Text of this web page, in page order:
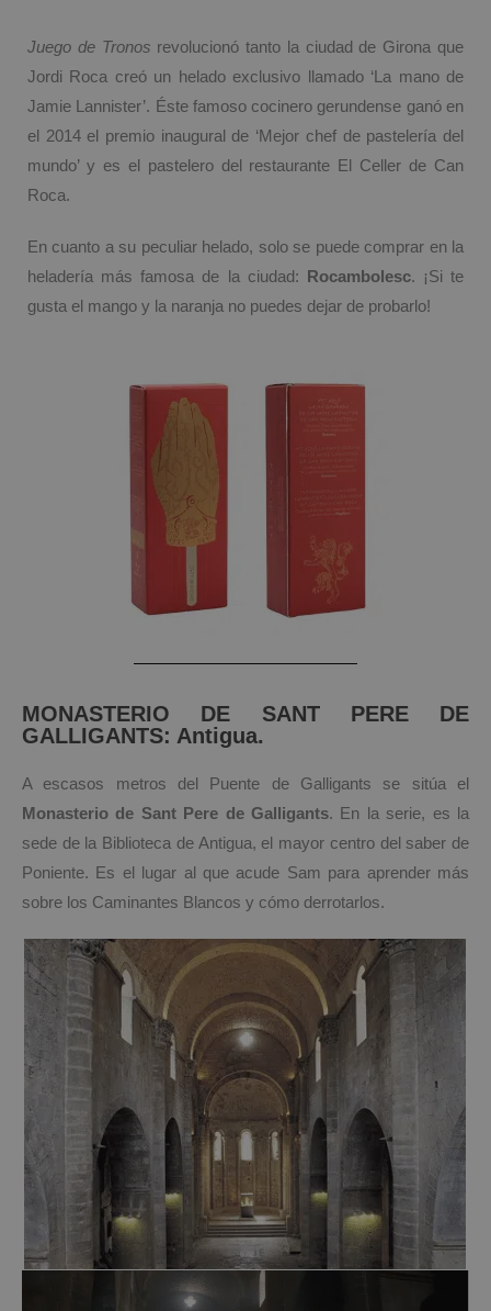
Juego de Tronos revolucionó tanto la ciudad de Girona que
Jordi Roca creó un helado exclusivo llamado ‘La mano de
Jamie Lannister’. Éste famoso cocinero gerundense ganó en
el 2014 el premio inaugural de ‘Mejor chef de pastelería del
mundo’ y es el pastelero del restaurante El Celler de Can
Roca.
En cuanto a su peculiar helado, solo se puede comprar en la
heladería más famosa de la ciudad: Rocambolesc. ¡Si te
gusta el mango y la naranja no puedes dejar de probarlo!
MONASTERIO DE SANT PERE DE
GALLIGANTS: Antigua.
A escasos metros del Puente de Galligants se sitúa el
Monasterio de Sant Pere de Galligants. En la serie, es la
sede de la Biblioteca de Antigua, el mayor centro del saber de
Poniente. Es el lugar al que acude Sam para aprender más
sobre los Caminantes Blancos y cómo derrotarlos.